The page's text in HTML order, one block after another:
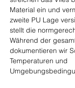
Material ein und
zweite PU Lage
stellt die
Während der
dokumentieren wir
Temperaturen und